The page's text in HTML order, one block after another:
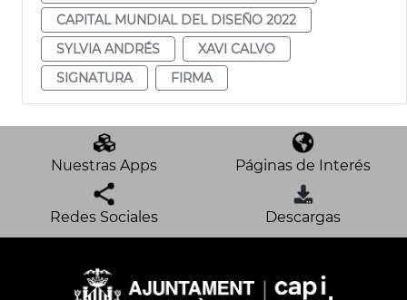
CAPITAL MUNDIAL DEL DISEÑO 2022
SYLVIA ANDRÉS
XAVI CALVO
SIGNATURA
FIRMA
Nuestras Apps Páginas de Interés
Redes Sociales Descargas